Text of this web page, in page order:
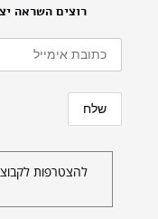
רוצים השראה
להצטרפות